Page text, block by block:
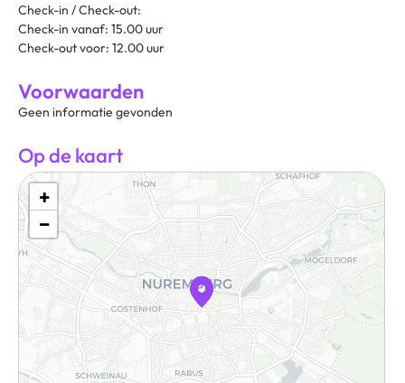
Check-in / Check-out:
Check-in vanaf: 15.00 uur
Check-out voor: 12.00 uur
Voorwaarden
Geen informatie gevonden
Op de kaart
+
−